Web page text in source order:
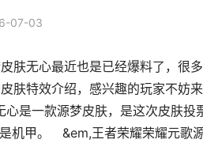
07-03
肤无心最近也是已经爆料了，很
皮肤特效介绍，感兴趣的玩家不
一款源梦皮肤，是这次皮肤投
机甲。 &em,王者荣耀荣耀元歌